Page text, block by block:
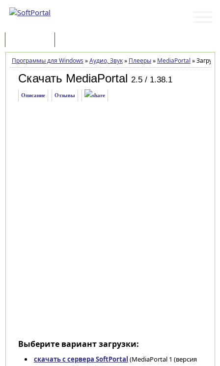
Программы для Windows »Аудио, Звук» Плееры» MediaPortal »
Скачать MediaPortal 2.5 / 1.38.1
Описание Отзывы
Выберите вариант загрузки:
скачать с сервера SoftPortal (MediaPortal 1 (версия